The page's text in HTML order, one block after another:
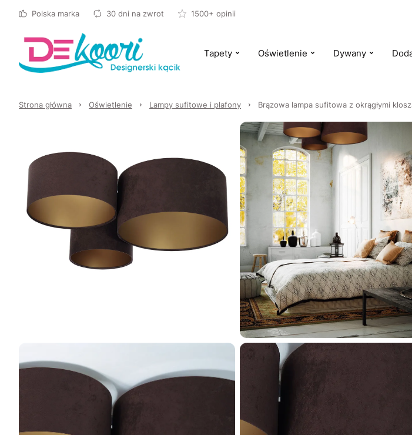
Polska marka 30 dni na zwrot 1500+ opinii
Tapety Oświetlenie Dywany
Strona główna Oświetlenie Lampy sufitowe i plafony Brązowa lampa sufitowa z okrągłymi